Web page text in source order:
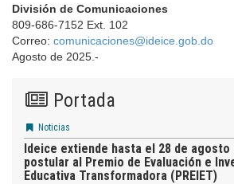
División de Comunicaciones
809-686-7152 Ext. 102
Correo: comunicaciones@ideice.gob.do
Agosto de 2025.-
Portada
Noticias
Ideice extiende hasta el 28 de agosto
postular al Premio de Evaluación e
Educativa Transformadora (PREIET)